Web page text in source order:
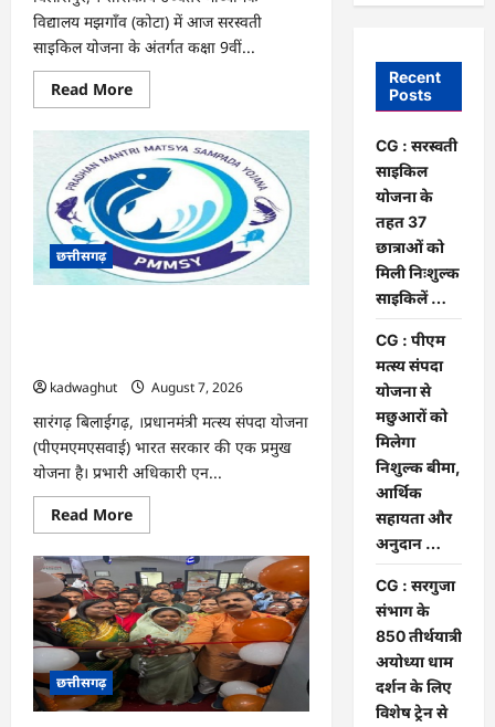
विद्यालय मझगाँव (कोटा) में आज सरस्वती
साइकिल योजना के अंतर्गत कक्षा 9वीं...
Read MoreRead
more
CG
:
सरस्वती
साइकिल
योजना
के
तहत
37
छात्राओं
को
मिली
छत्तीसगढ़
kadwaghut
August 7, 2026
सारंगढ़ बिलाईगढ़, ।प्रधानमंत्री मत्स्य संपदा योजना
(पीएमएमएसवाई) भारत सरकार की एक प्रमुख
योजना है। प्रभारी अधिकारी एन...
Read MoreRead
more
CG
:
पीएम
मत्स्य
संपदा
योजना
से
मछुआरों
को
मिलेगा
निशुल्क
छत्तीसगढ़
Recent
Posts
CG : सरस्वती
साइकिल
योजना के
तहत 37
छात्राओं को
मिली निःशुल्क
साइकिलें …
CG : पीएम
मत्स्य संपदा
योजना से
मछुआरों को
मिलेगा
निशुल्क बीमा,
आर्थिक
सहायता और
अनुदान …
CG : सरगुजा
संभाग के
850 तीर्थयात्री
अयोध्या धाम
दर्शन के लिए
विशेष ट्रेन से